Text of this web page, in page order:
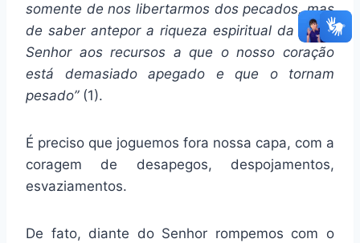
somente de nos libertarmos dos pecados, mas
de saber antepor a riqueza espiritual da fé no
Senhor aos recursos a que o nosso coração
está demasiado apegado e que o tornam
pesado” (1).
É preciso que joguemos fora nossa capa, com a
coragem de desapegos, despojamentos,
esvaziamentos.
De fato, diante do Senhor rompemos com o